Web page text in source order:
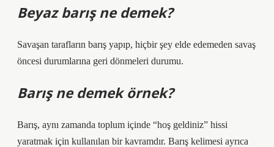
Beyaz barış ne demek?
Savaşan tarafların barış yapıp, hiçbir şey elde edemeden savaş
öncesi durumlarına geri dönmeleri durumu.
Barış ne demek örnek?
Barış, aynı zamanda toplum içinde “hoş geldiniz” hissi
yaratmak için kullanılan bir kavramdır. Barış kelimesi ayrıca